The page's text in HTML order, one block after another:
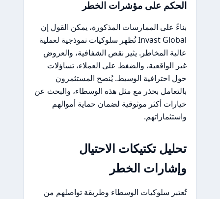
الحكم على مؤشرات الخطر
بناءً على الممارسات المذكورة، يمكن القول إن
Invast Global تُظهر سلوكيات نموذجية لعملية
عالية المخاطر. يثير نقص الشفافية، والعروض
غير الواقعية، والضغط على العملاء، تساؤلات
حول احترافية الوسيط. يُنصح المستثمرون
بالتعامل بحذر مع مثل هذه الوسطاء، والبحث عن
خيارات أكثر موثوقية لضمان حماية أموالهم
واستثماراتهم.
تحليل تكتيكات الاحتيال
وإشارات الخطر
تُعتبر سلوكيات الوسطاء وطريقة تواصلهم من